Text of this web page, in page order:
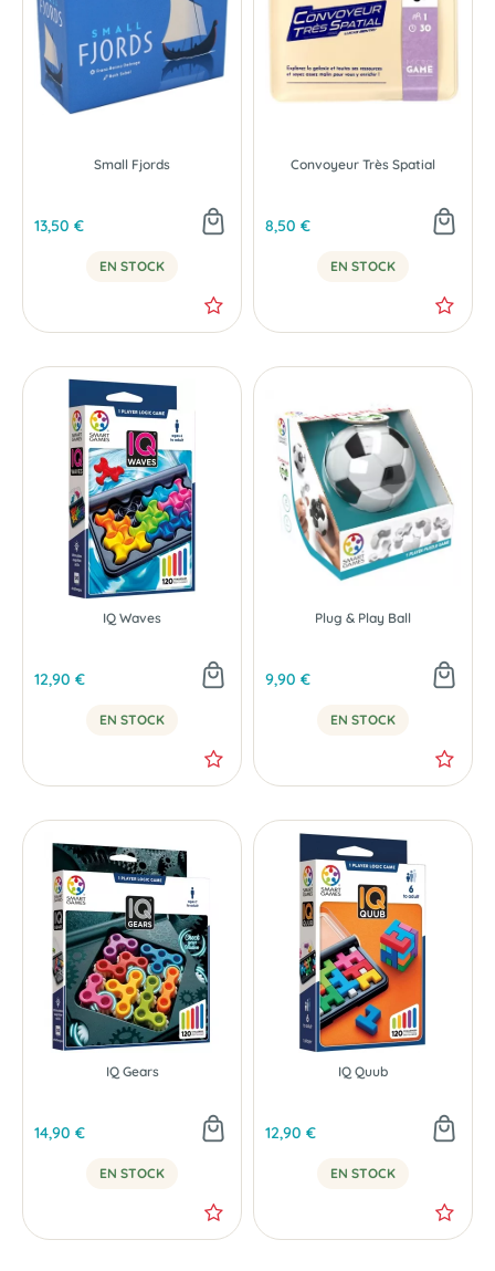
Small Fjords
13,50 €
EN STOCK
Convoyeur Très Spatial
8,50 €
EN STOCK
IQ Waves
12,90 €
EN STOCK
Plug & Play Ball
9,90 €
EN STOCK
IQ Gears
14,90 €
EN STOCK
IQ Quub
12,90 €
EN STOCK